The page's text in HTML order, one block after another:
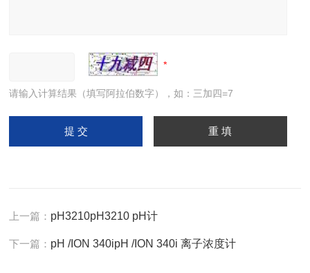
请输入计算结果（填写阿拉伯数字），如：三加四=7
上一篇： pH3210pH3210 pH计
下一篇： pH /ION 340ipH /ION 340i 离子浓度计